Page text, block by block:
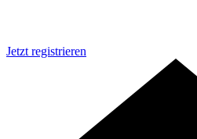
Jetzt registrieren